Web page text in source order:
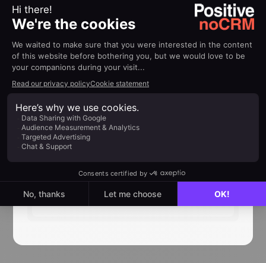
específicos usando
ou ambos!
Estamos trabalhando continuamente para
expandir nossos recursos, então fique de olho
nos novos aplicativos que adicionaremos e nos
tutoriais que os acompanham.
Você pode filtrar o diretório por categoria
pelo tipo de conexão que oferecemos (
no-code).
Acesse nosso diretório de integrações aqui
Next
read
Diretório de comunidades
no-code